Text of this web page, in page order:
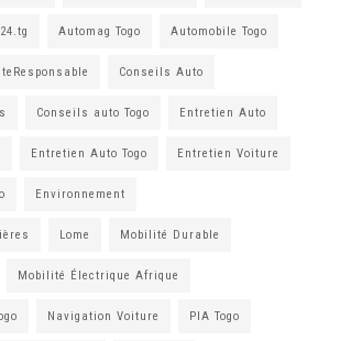
Automag Togo Automobile Togo
Conseils Auto
Conseils auto Togo Entretien Auto
Entretien Auto Togo Entretien Voiture
Environnement
Lome Mobilité Durable
Mobilité Électrique Afrique
Navigation Voiture PIA Togo